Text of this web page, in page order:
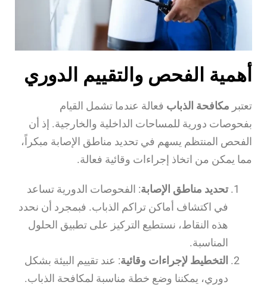
أهمية الفحص والتقييم الدوري
تعتبر مكافحة الذباب فعالة عندما تشمل القيام
بفحوصات دورية للمساحات الداخلية والخارجية. إذ أن
الفحص المنتظم يسهم في تحديد مناطق الإصابة مبكراً،
مما يمكن من اتخاذ إجراءات وقائية فعالة.
تحديد مناطق الإصابة: الفحوصات الدورية تساعد
في اكتشاف أماكن تراكم الذباب. فبمجرد أن نحدد
هذه النقاط، نستطيع التركيز على تطبيق الحلول
المناسبة.
التخطيط لإجراءات وقائية: عند تقييم البيئة بشكل
دوري، يمكننا وضع خطة مناسبة لمكافحة الذباب.